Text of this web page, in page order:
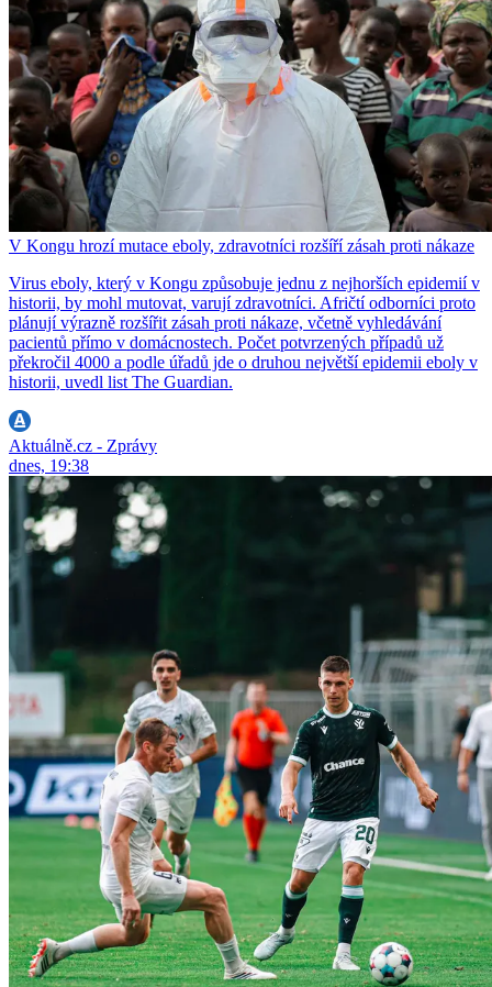
V Kongu hrozí mutace eboly, zdravotníci rozšíří zásah proti nákaze
Virus eboly, který v Kongu způsobuje jednu z nejhorších epidemií v
historii, by mohl mutovat, varují zdravotníci. Afričtí odborníci proto
plánují výrazně rozšířit zásah proti nákaze, včetně vyhledávání
pacientů přímo v domácnostech. Počet potvrzených případů už
překročil 4000 a podle úřadů jde o druhou největší epidemii eboly v
historii, uvedl list The Guardian.
Aktuálně.cz - Zprávy
dnes, 19:38